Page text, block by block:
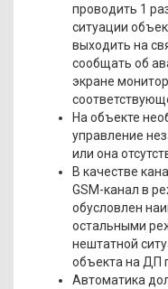
проводить 1
ситуации
выходить на
сообщать об
экране
На объекте
управление
или она
В качестве
GSM-канал в
обусловлен
остальными
нештатной
объекта на ДП
Автоматика